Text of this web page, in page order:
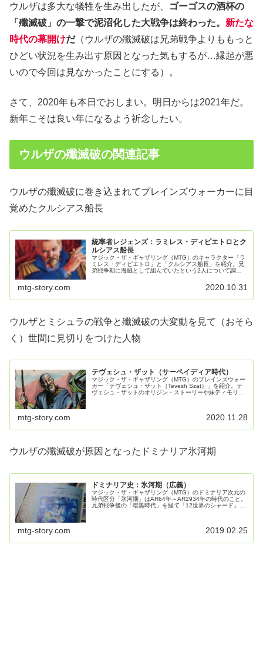
ウルザは多大な犠牲を生み出したが、
ゴーゴスの酒杯の
「殲滅破」の一撃で泥沼化した大戦争は終わった。 新たな
時代の幕開けだ（ウルザの殲滅破は兄弟戦争よりももっと
ひどい状況を生み出す原因となった気もするが…縁起が悪
いので今回は見なかったことにする）。
さて、2020年も本日でおしまい。明日からは2021年だ。
新年こそは良い年になるよう祈念したい。
ウルザの殲滅破の関連記事
ウルザの殲滅破に巻き込まれてプレインズウォーカーに目
覚めたクルシアス船長
統率者レジェンズ：ラミレス・ディピエトロとク
ルシアス船長
マジック・ザ・ギャザリング（MTG）のキャラクター「ラ
ミレス・ディピエトロ」と「クルシアス船長」を紹介。兄
弟戦争期に海賊として組んでいたという2人について調べ
mtg-story.com 2020.10.31
ウルザとミシュラの戦争と殲滅破の大変動を見て（おそら
く）世間に見切りをつけた人物
テヴェシュ・ザット（サーペイディア時代）
マジック・ザ・ギャザリング（MTG）のプレインズウォー
カー「テヴェシュ・ザット（Tevesh Szat）」を紹介。テ
ヴェシュ・ザットのオリジン・ストーリーや妹ティモリ
mtg-story.com 2020.11.28
ウルザの殲滅破が原因となったドミナリア氷河期
ドミナリア史：氷河期（広義）
マジック・ザ・ギャザリング（MTG）のドミナリア次元の
時代区分「氷河期」はAR64年～AR2934年の時代のこと。
兄弟戦争後の「暗黒時代」を経て「12世界のシャード」が
mtg-story.com 2019.02.25